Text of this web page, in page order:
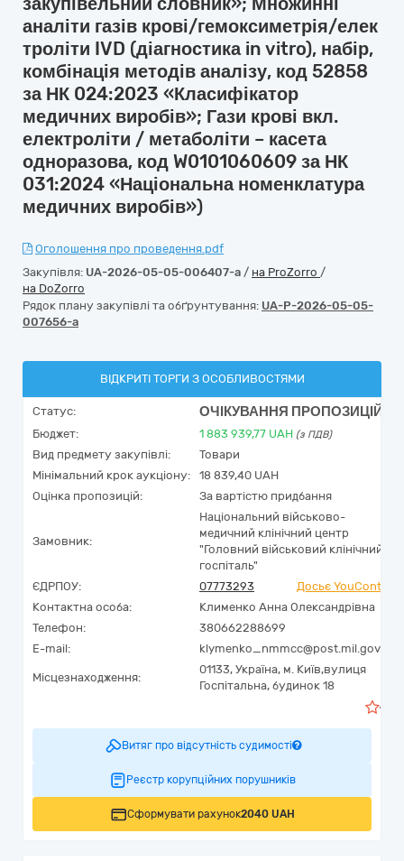
Оголошення про проведення.pdf
Закупівля: UA-2026-05-05-006407-a / на ProZorro /
на DoZorro
Рядок плану закупівлі та обґрунтування: UA-P-2026-05-05-
007656-a
ВІДКРИТІ ТОРГИ З ОСОБЛИВОСТЯМИ
Статус: ОЧІКУВАННЯ ПРОПОЗИЦІЙ
Бюджет: 1 883 939,77 UAH (з ПДВ)
Вид предмету закупівлі:
Товари
Мінімальний крок аукціону:
18 839,40 UAH
Оцінка пропозицій:
За вартістю придбання
Замовник:
Національний військово-
медичний клінічний центр
"Головний військовий клінічний
госпіталь"
ЄДРПОУ:
07773293
Досьє YouControl
Контактна особа:
Клименко Анна Олександрівна
Телефон:
380662288699
E-mail:
klymenko_nmmcc@post.mil.gov.ua
Місцезнаходження:
01133, Україна, м. Київ,вулиця
Госпітальна, будинок 18
Витяг про відсутність судимості
Реєстр корупційних порушників
Сформувати рахунок2040 UAH